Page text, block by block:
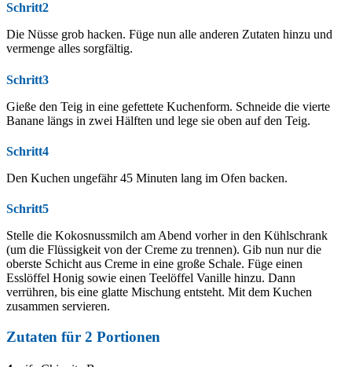
Schritt2
Die Nüsse grob hacken. Füge nun alle anderen Zutaten hinzu und
vermenge alles sorgfältig.
Schritt3
Gieße den Teig in eine gefettete Kuchenform. Schneide die vierte
Banane längs in zwei Hälften und lege sie oben auf den Teig.
Schritt4
Den Kuchen ungefähr 45 Minuten lang im Ofen backen.
Schritt5
Stelle die Kokosnussmilch am Abend vorher in den Kühlschrank
(um die Flüssigkeit von der Creme zu trennen). Gib nun nur die
oberste Schicht aus Creme in eine große Schale. Füge einen
Esslöffel Honig sowie einen Teelöffel Vanille hinzu. Dann
verrühren, bis eine glatte Mischung entsteht. Mit dem Kuchen
zusammen servieren.
Zutaten für 2 Portionen